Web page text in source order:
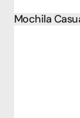
Mochila